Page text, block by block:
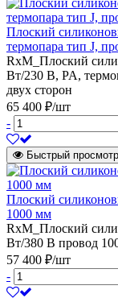
Плоский
термопара тип J,
RxM_Плоский
Вт/230 В, PA,
двух сторон
65 400 ₽/шт
-
Быстрый просмотр
Плоский
1000 мм
RxM_Плоский
Вт/380 В провод
57 400 ₽/шт
-